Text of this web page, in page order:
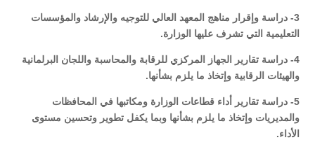
3- دراسة وإقرار مناهج المعهد العالي للتوجيه والإرشاد والمؤسسات
التعليمية التي تشرف عليها الوزارة.
4- دراسة تقارير الجهاز المركزي للرقابة والمحاسبة واللجان البرلمانية
والهيئات الرقابية وإتخاذ ما يلزم بشأنها.
5- دراسة تقارير أداء قطاعات الوزارة ومكاتبها في المحافظات
والمديريات وإتخاذ ما يلزم بشأنها وبما يكفل تطوير وتحسين مستوى
الأداء.